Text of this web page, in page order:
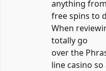
anything from
free spins to
When
totally go
over the
line casino